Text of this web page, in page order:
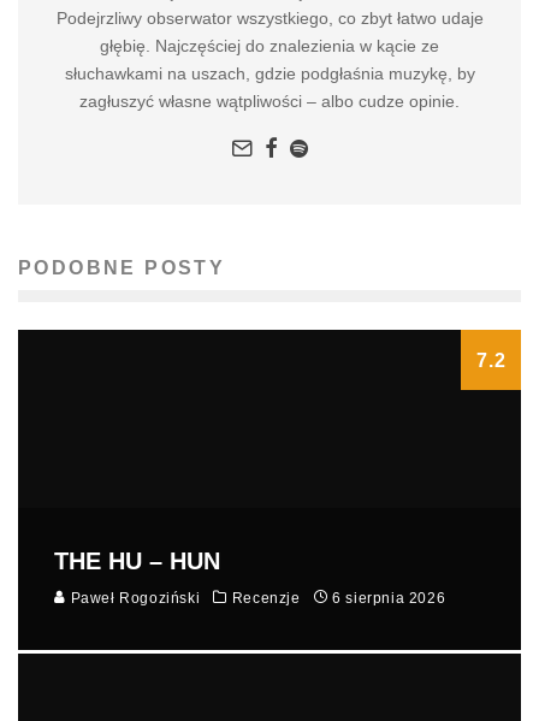
Podejrzliwy obserwator wszystkiego, co zbyt łatwo udaje
głębię. Najczęściej do znalezienia w kącie ze
słuchawkami na uszach, gdzie podgłaśnia muzykę, by
zagłuszyć własne wątpliwości – albo cudze opinie.
PODOBNE POSTY
7.2
THE HU – HUN
Paweł Rogoziński Recenzje 6 sierpnia 2026